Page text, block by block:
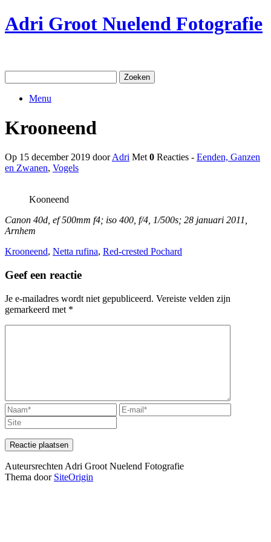
Ga
naar
Adri Groot Nuelend Fotografie
naar:
Menu
Krooneend
Op 15 december 2019 doorAdri Met0 Reacties - Eenden, Ganzen
en Zwanen, Vogels
Kooneend
Canon 40d, ef 500mm f4; iso 400, f/4, 1/500s; 28 januari 2011,
Arnhem
Krooneend, Netta rufina, Red-crested Pochard
Geef een reactie
Je e-mailadres wordt niet gepubliceerd. Vereiste velden zijn
gemarkeerd met *
Auteursrechten Adri Groot Nuelend Fotografie
Thema door SiteOrigin